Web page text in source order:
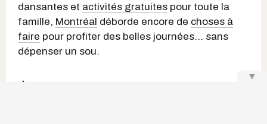
dansantes et activités gratuites pour toute la
famille, Montréal déborde encore de choses à
faire pour profiter des belles journées... sans
dépenser un sou.
▼